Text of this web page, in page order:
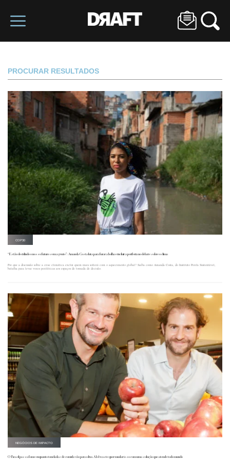
PROCURAR RESULTADOS
COP30
“Estão decidindo o nosso futuro sem a gente”: Amanda Costa luta para furar a bolha e incluir a periferia no debate sobre o clima
Por que a discussão sobre a crise climática exclui quem mais sofrerá com o aquecimento global? Saiba como Amanda Costa, do Instituto Perifa Sustentável,
batalha para levar vozes periféricas aos espaços de tomada de decisão.
NEGÓCIOS DE IMPACTO
O Brasil passa fome enquanto toneladas de comida vão para o lixo. A b4waste quer mudar isso com uma solução que atende todo mundo